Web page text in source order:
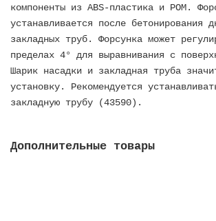
компоненты из ABS-пластика и РОМ.
устанавливается после бетонирования
закладных труб. Форсунка может
пределах 4° для выравнивания с
Шарик насадки и закладная труба
установку. Рекомендуется
закладную трубу (43590).
Дополнительные товары